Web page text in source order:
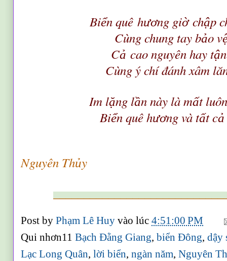
Biển quê hương giờ chập
Cùng chung tay bảo v
Cả cao nguyên hay tậ
Cùng ý chí đánh xâm
Im lặng lần này là mất
Biển quê hương và tất cả
Nguyên Thủy
Post byPhạm Lê Huyvào lúc4:51:00 PM
Qui nhơn11Bạch Đằng Giang,biển Đông,dậy
Lạc Long Quân,lời biển,ngàn năm,Nguyên